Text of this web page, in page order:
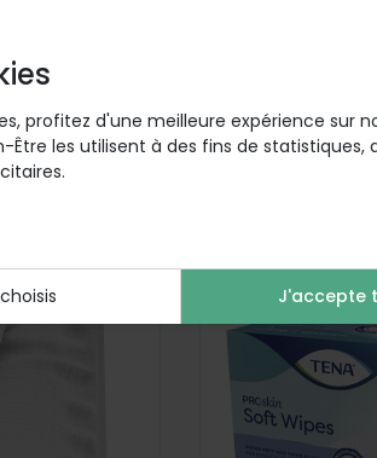
profitez d'une meilleure expérience sur
Être les utilisent à des fins de statistiques,
J'accepte